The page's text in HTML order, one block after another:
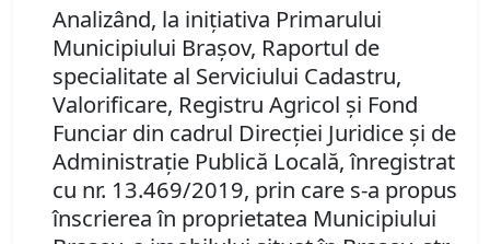
Analizând, la iniţiativa Primarului
Municipiului Braşov, Raportul de
specialitate al Serviciului Cadastru,
Valorificare, Registru Agricol şi Fond
Funciar din cadrul Direcţiei Juridice şi de
Administraţie Publică Locală, înregistrat
cu nr. 13.469/2019, prin care s-a propus
înscrierea în proprietatea Municipiului